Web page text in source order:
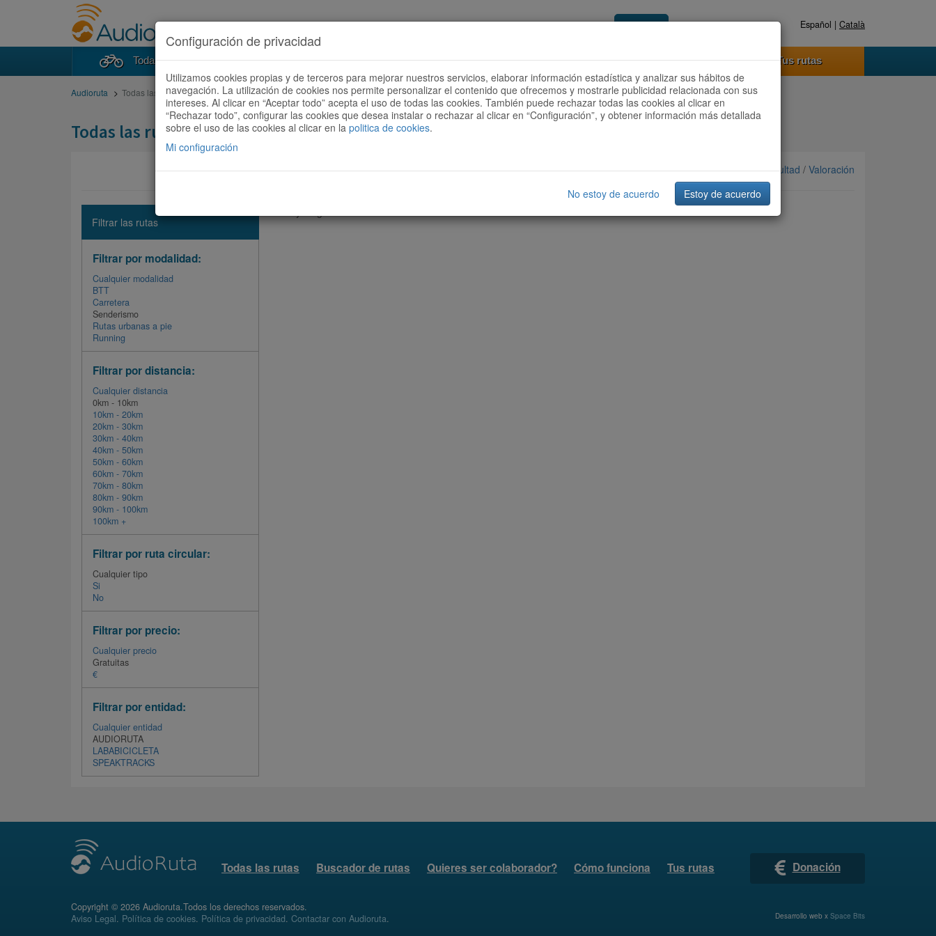
Acceder Registrate ahora Español | Català
Todas las rutas Buscador de rutas Quieres ser colaborador? Cómo funciona Tus rutas
Audioruta Todas las rutas
Todas las rutas
Ordenar por: Más recientes /Dificultad / Valoración
Filtrar las rutas
Filtrar por modalidad:
Cualquier modalidad
BTT
Carretera
Senderismo
Rutas urbanas a pie
Running
Filtrar por distancia:
Cualquier distancia
0km - 10km
10km - 20km
20km - 30km
30km - 40km
40km - 50km
50km - 60km
60km - 70km
70km - 80km
80km - 90km
90km - 100km
100km +
Filtrar por ruta circular:
Cualquier tipo
Si
No
Filtrar por precio:
Cualquier precio
Gratuitas
€
Filtrar por entidad:
Cualquier entidad
AUDIORUTA
LABABICICLETA
SPEAKTRACKS
Todas las rutas Buscador de rutas Quieres ser colaborador? Cómo funciona Tus rutas Donación
Copyright © 2026 Audioruta.Todos los derechos reservados.
Aviso Legal. Política de cookies. Política de privacidad. Contactar con Audioruta. Desarrollo web x Space Bits
Configuración de privacidad
Utilizamos cookies propias y de terceros para mejorar nuestros servicios, elaborar información estadística y analizar sus hábitos de
navegación. La utilización de cookies nos permite personalizar el contenido que ofrecemos y mostrarle publicidad relacionada con sus
intereses. Al clicar en “Aceptar todo” acepta el uso de todas las cookies. También puede rechazar todas las cookies al clicar en
“Rechazar todo”, configurar las cookies que desea instalar o rechazar al clicar en “Configuración”, y obtener información más detallada
sobre el uso de las cookies al clicar en la politica de cookies.
Mi configuración
No estoy de acuerdo Estoy de acuerdo